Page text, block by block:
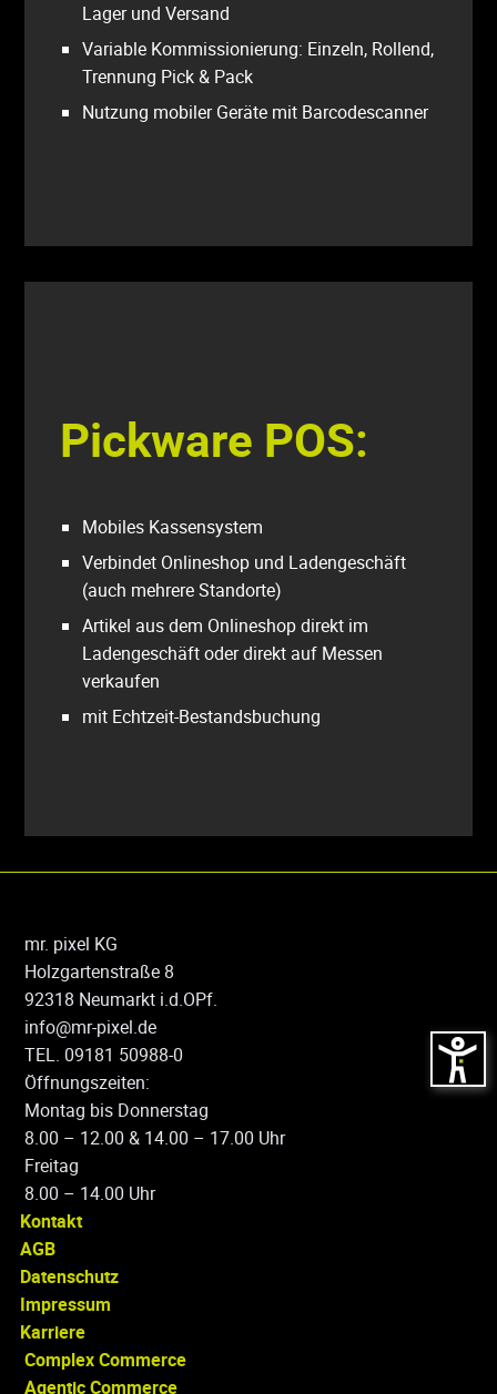
Lager und Versand
Variable Kommissionierung: Einzeln, Rollend,
Trennung Pick & Pack
Nutzung mobiler Geräte mit Barcodescanner
Pickware POS:
Mobiles Kassensystem
Verbindet Onlineshop und Ladengeschäft
(auch mehrere Standorte)
Artikel aus dem Onlineshop direkt im
Ladengeschäft oder direkt auf Messen
verkaufen
mit Echtzeit-Bestandsbuchung
mr. pixel KG
Holzgartenstraße 8
92318 Neumarkt i.d.OPf.
info@mr-pixel.de
TEL. 09181 50988-0
Öffnungszeiten:
Montag bis Donnerstag
8.00 – 12.00 & 14.00 – 17.00 Uhr
Freitag
8.00 – 14.00 Uhr
Kontakt
AGB
Datenschutz
Impressum
Karriere
Complex Commerce
Agentic Commerce